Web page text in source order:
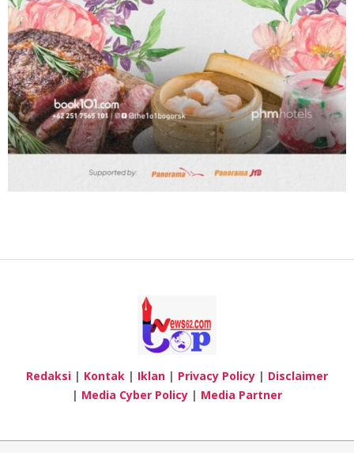
Redaksi | Kontak | Iklan | Privacy Policy | Disclaimer
| Media Cyber Policy | Media Partner